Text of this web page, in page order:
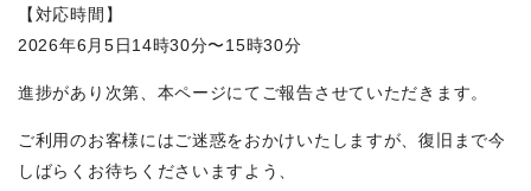
【対応時間】
2026年6月5日14時30分〜15時30分
進捗があり次第、本ページにてご報告させていただきます。
ご利用のお客様にはご迷惑をおかけいたしますが、復旧まで今
しばらくお待ちくださいますよう、